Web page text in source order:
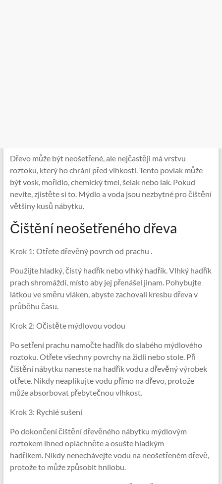
Dřevo může být neošetřené, ale nejčastěji má vrstvu
roztoku, který ho chrání před vlhkostí. Tento povlak může
být vosk, mořidlo, chemický tmel, šelak nebo lak. Pokud
nevíte, zjistěte si to. Mýdlo a voda jsou nezbytné pro čištění
většiny kusů nábytku.
Čištění neošetřeného dřeva
Krok 1: Otřete dřevěný povrch od prachu .
Použijte hladký, čistý hadřík nebo vlhký hadřík. Vlhký hadřík
prach shromáždí, místo aby jej přenášel jinam. Pohybujte
látkou ve směru vláken, abyste zachovali kresbu dřeva v
průběhu času.
Krok 2: Očistěte mýdlovou vodou
Po setření prachu namočte hadřík do slabého mýdlového
roztoku. Otřete všechny povrchy na židli nebo stole. Při
čištění nábytku naneste na hadřík vodu a dřevěný výrobek
otřete. Nikdy neaplikujte vodu přímo na dřevo, protože
může absorbovat přebytečnou vlhkost.
Krok 3: Rychlé sušení
Po dokončení čištění dřevěného nábytku mýdlovým
roztokem ihned opláchněte a osušte hladkým
hadříkem. Nikdy nenechávejte vodu na neošetřeném dřevě,
protože to může způsobit hnilobu.